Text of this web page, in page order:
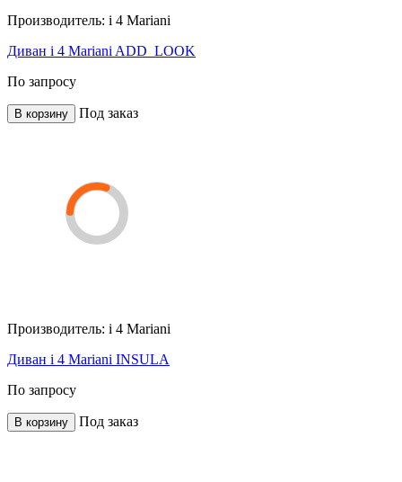
Производитель: i 4 Mariani
Диван i 4 Mariani ADD_LOOK
По запросу
В корзину Под заказ
Производитель: i 4 Mariani
Диван i 4 Mariani INSULA
По запросу
В корзину Под заказ